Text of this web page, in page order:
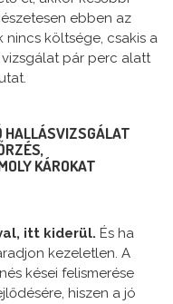
ebben az
költsége, csakis a
pár perc alatt
HALLÁSVIZSGÁLAT
KÁROKAT
itt kiderül. És ha
kezeletlen. A
kései felismerése
hiszen a jó